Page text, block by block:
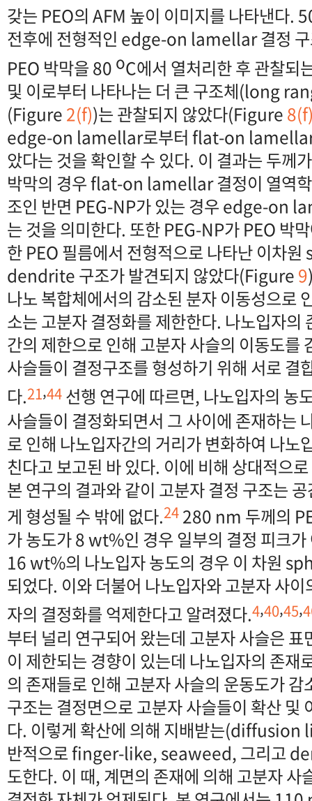
갖는 PEO의 AFM 높이 이미지를 나타낸다.
전후에 전형적인 edge-on lamellar 결정 구
PEO 박막을 80 oC에서 열처리한 후 관찰
및 이로부터 나타나는 더 큰 구조체(long
(Figure2(f))는 관찰되지 않았다(Figure
edge-on lamellar로부터 flat-on lamellar
았다는 것을 확인할 수 있다. 이 결과는 두께
박막의 경우 flat-on lamellar 결정이 열역
조인 반면 PEG-NP가 있는 경우 edge-on
는 것을 의미한다. 또한 PEG-NP가 PEO 박
한 PEO 필름에서 전형적으로 나타난 이차
dendrite 구조가 발견되지 않았다(Figure9
나노 복합체에서의 감소된 분자 이동성으로
소는 고분자 결정화를 제한한다. 나노입자의
간의 제한으로 인해 고분자 사슬의 이동도를
사슬들이 결정구조를 형성하기 위해 서로 결
다.21,44선행 연구에 따르면, 나노입자의 농
사슬들이 결정화되면서 그 사이에 존재하는
로 인해 나노입자간의 거리가 변화하여 나노
친다고 보고된 바 있다. 이에 비해 상대적으
본 연구의 결과와 같이 고분자 결정 구조는
게 형성될 수 밖에 없다.24280 nm 두께의
가 농도가 8 wt%인 경우 일부의 결정 피크
16 wt%의 나노입자 농도의 경우 이 차원
되었다. 이와 더불어 나노입자와 고분자 사
자의 결정화를 억제한다고 알려졌다.4,40,45,
부터 널리 연구되어 왔는데 고분자 사슬은
이 제한되는 경향이 있는데 나노입자의 존재
의 존재들로 인해 고분자 사슬의 운동도가
구조는 결정면으로 고분자 사슬들이 확산 및
다. 이렇게 확산에 의해 지배받는
반적으로 finger-like, seaweed, 그리고
도한다. 이 때, 계면의 존재에 의해 고분자 사